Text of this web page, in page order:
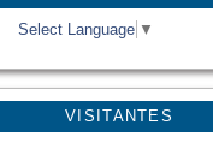
Select Language ▼
VISITANTES